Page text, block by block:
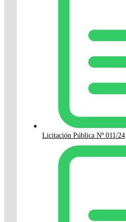
Licitación Pública Nº 011/24